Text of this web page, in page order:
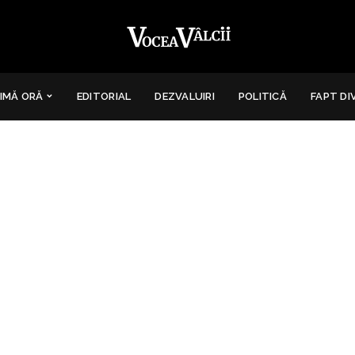
ORĂ EDITORIAL DEZVALUIRI POLITICĂ FAPT